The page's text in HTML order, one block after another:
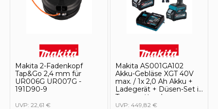
Makita 2-Fadenkopf
Tap&Go 2,4 mm für
UR006G UR007G -
191D90-9
UVP: 22,61 €
Makita AS001GA102
Akku-Gebläse XGT 40V
max. / 1x 2,0 Ah Akku +
Ladegerät + Düsen-Set in
Transporttasche
UVP: 449,82 €